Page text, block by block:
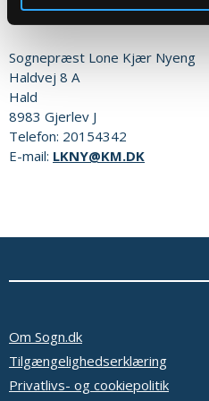
Eller til:
Sognepræst Lone Kjær Nyeng
Haldvej 8 A
Hald
8983 Gjerlev J
Telefon: 20154342
E-mail: LKNY@KM.DK
Om Sogn.dk
Tilgængelighedserklæring
Privatlivs- og cookiepolitik